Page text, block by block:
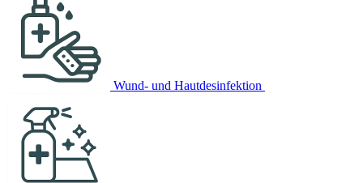
Wund- und Hautdesinfektion